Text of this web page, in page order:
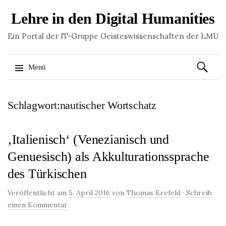
Lehre in den Digital Humanities
Ein Portal der IT-Gruppe Geisteswissenschaften der LMU
Menü
zum
Suchen
nach:
Schlagwort:nautischer Wortschatz
‚Italienisch‘ (Venezianisch und
Genuesisch) als Akkulturationssprache
des Türkischen
Veröffentlicht am 5. April 2016 von Thomas Krefeld · Schreib
einen Kommentar